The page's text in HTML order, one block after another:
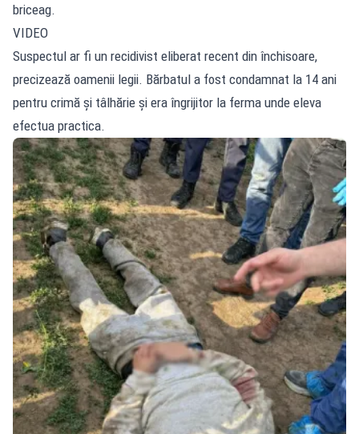
briceag.
VIDEO
Suspectul ar fi un recidivist eliberat recent din închisoare,
precizează oamenii legii. Bărbatul a fost condamnat la 14 ani
pentru crimă și tâlhărie și era îngrijitor la ferma unde eleva
efectua practica.